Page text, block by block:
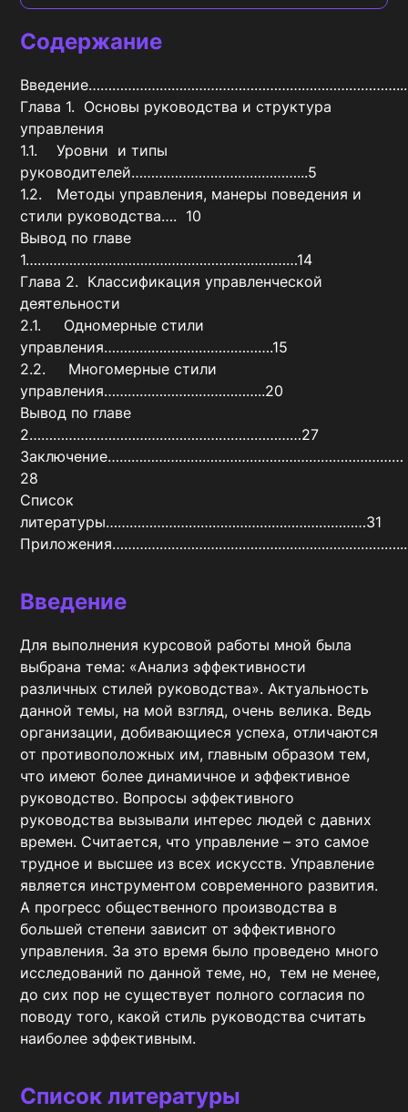
Содержание
Глава 1.  Основы руководства и структура
управления
1.1.	Уровни  и типы
руководителей……………………………………...5
1.2.	Методы управления, манеры поведения и
стили руководства….  10
Вывод по главе
1……………………………………………………………14
Глава 2.  Классификация управленческой
деятельности
2.1.     Одномерные стили
управления…………………………………….15
2.2.     Многомерные стили
управления…………………………………..20
Вывод по главе
2……………………………………………………………27
Заключение…………………………………………………………………
28
Список
литературы…………………………………………………………31
Введение
Для выполнения курсовой работы мной была
выбрана тема: «Анализ эффективности
различных стилей руководства». Актуальность
данной темы, на мой взгляд, очень велика. Ведь
организации, добивающиеся успеха, отличаются
от противоположных им, главным образом тем,
что имеют более динамичное и эффективное
руководство. Вопросы эффективного
руководства вызывали интерес людей с давних
времен. Считается, что управление – это самое
трудное и высшее из всех искусств. Управление
является инструментом современного развития.
А прогресс общественного производства в
большей степени зависит от эффективного
управления. За это время было проведено много
исследований по данной теме, но,  тем не менее,
до сих пор не существует полного согласия по
поводу того, какой стиль руководства считать
наиболее эффективным.
Список литературы